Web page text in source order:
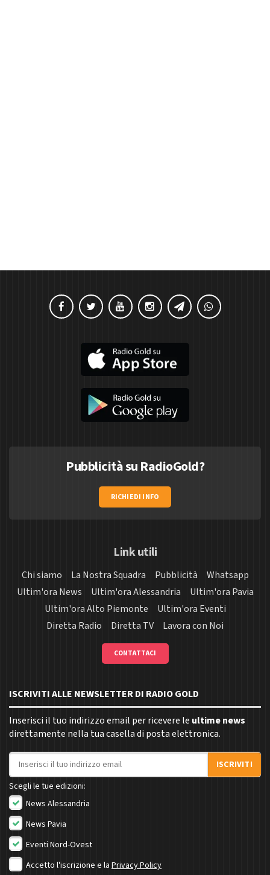
Pubblicità su RadioGold?
RICHIEDI INFO
Link utili
Chi siamo La Nostra Squadra Pubblicità
Whatsapp
Ultim'ora News
Ultim'ora Alessandria
Ultim'ora Pavia
Ultim'ora Alto Piemonte
Ultim'ora Eventi
Diretta Radio
Diretta TV Lavora con Noi
CONTATTACI
ISCRIVITI ALLE NEWSLETTER DI RADIO GOLD
Inserisci il tuo indirizzo email per ricevere le ultime news
direttamente nella tua casella di posta elettronica.
Indirizzo email
ISCRIVITI
Scegli le tue edizioni:
News Alessandria
News Pavia
Eventi Nord-Ovest
Accetto l'iscrizione e la Privacy Policy